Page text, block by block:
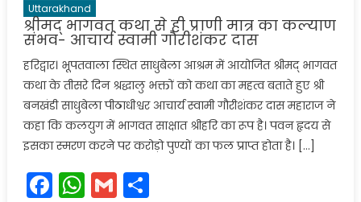
Uttarakhand
श्रीमद् भागवत कथा से ही प्राणी मात्र का कल्याण
संभव- आचार्य स्वामी गौरीशंकर दास
हरिद्वार। भूपतवाला स्थित साधुबेला आश्रम में आयोजित श्रीमद् भागवत
कथा के तीसरे दिन श्रद्धालु भक्तों को कथा का महत्व बताते हुए श्री
बनखंडी साधुबेला पीठाधीश्वर आचार्य स्वामी गौरीशंकर दास महाराज ने
कहा कि कलयुग में भागवत साक्षात श्रीहरि का रूप है। पवन हृदय से
इसका स्मरण करने पर करोड़ो पुण्यों का फल प्राप्त होता है। […]
Facebook
WhatsApp
GmailShare